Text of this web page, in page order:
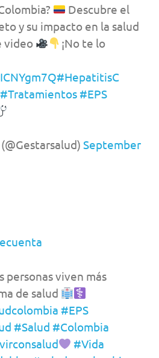
Descubre el
y su impacto en la salud
video
¡No te lo
#HepatitisC
#Tratamientos #EPS
September
personas viven más
de salud
#EPS
#Salud #Colombia
#Vida